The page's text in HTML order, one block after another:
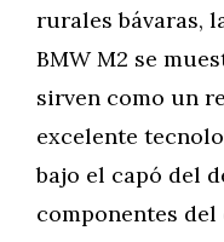
rurales bávaras,
BMW M2 se
sirven como un
excelente
bajo el capó del
componentes